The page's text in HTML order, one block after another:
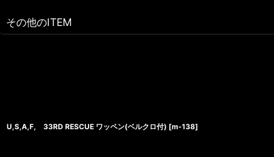
その他のITEM
U,S,A,F, 33RD RESCUE ワッペン(ベルクロ付) [m‐138]